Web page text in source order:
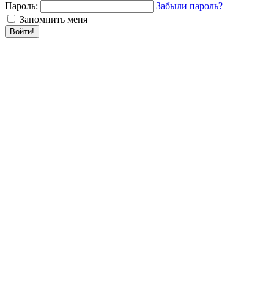
Пароль:
Забыли пароль?
Запомнить меня